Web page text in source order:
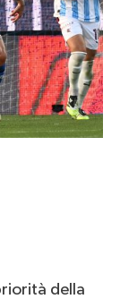
della